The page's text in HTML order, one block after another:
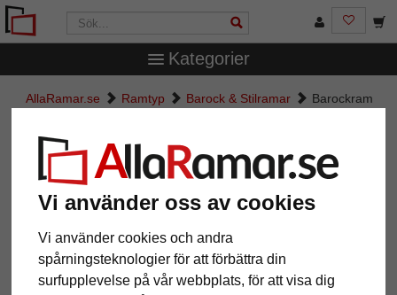
Vi använder oss av cookies
Vi använder cookies och andra
spårningsteknologier för att förbättra din
surfupplevelse på vår webbplats, för att visa dig
Kategorier
AllaRamar.se Ramtyp Barock & Stilramar
Barockram
Barockram Cassis